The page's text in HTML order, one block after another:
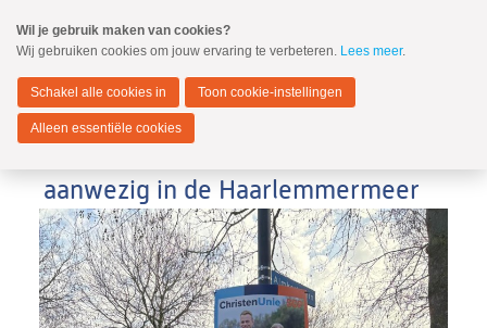
naar
Spring
de
inhoud
Spring
naar
Haarlemmermeer
MENU
aanwezig in de Haarlemmermeer
Wil je gebruik maken van cookies?
Wij gebruiken cookies om jouw ervaring te verbeteren. Lees meer.
Schakel alle cookies in Toon cookie-instellingen
Alleen essentiële cookies